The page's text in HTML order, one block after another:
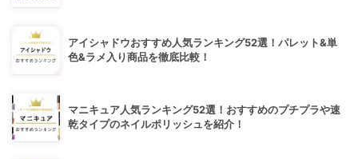
アイシャドウおすすめ人気ランキング52選！パレット&単
色&ラメ入り商品を徹底比較！
マニキュア人気ランキング52選！おすすめのプチプラや速
乾タイプのネイルポリッシュを紹介！